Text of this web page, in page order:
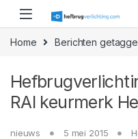
Skip to navigation
Skip to content
Home Berichten
RAI keurmerk
nieuws 5 mei 2015